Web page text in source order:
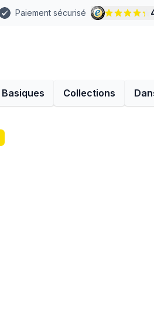
Paiement sécurisé
Basiques Collections